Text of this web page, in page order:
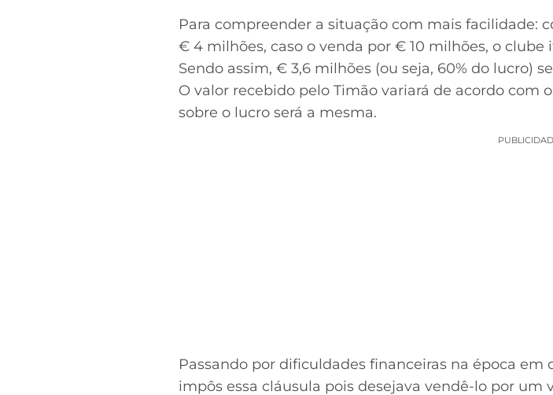
Para compreender a situação com mais facilidade:
€ 4 milhões, caso o venda por € 10 milhões, o
Sendo assim, € 3,6 milhões (ou seja, 60% do lucro)
O valor recebido pelo Timão variará de acordo com
sobre o lucro será a mesma.
Passando por dificuldades financeiras na época
impôs essa cláusula pois desejava vendê-lo por um